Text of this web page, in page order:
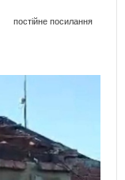
постійне посилання